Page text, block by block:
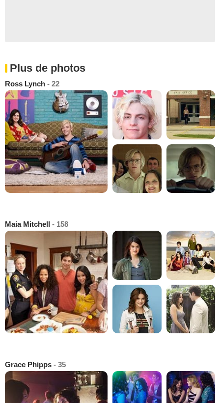
Plus de photos
Ross Lynch - 22
Maia Mitchell - 158
Grace Phipps - 35